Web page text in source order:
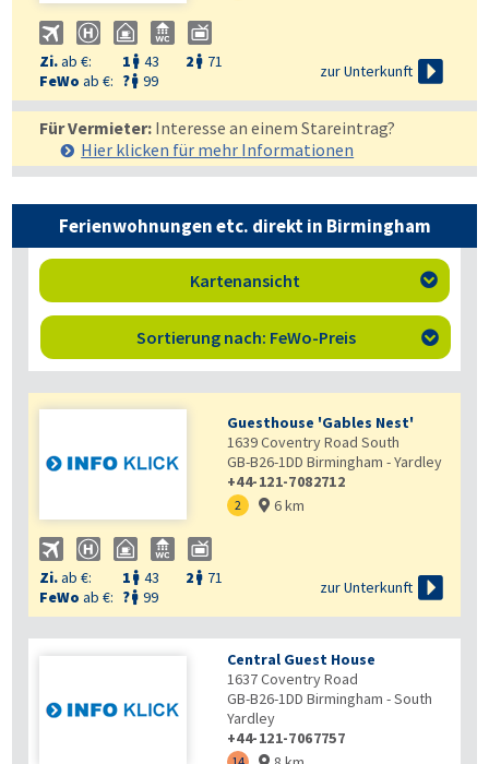
Zi.ab €: 1  43 2  71
FeWo ab €: ? 99
zur Unterkunft 
Für Vermieter: Interesse an einem Stareintrag?
Hier klicken für mehr Informationen
Ferienwohnungen etc. direkt in Birmingham
Kartenansicht 
Sortierung nach: FeWo-Preis 
Guesthouse 'Gables Nest'
1639 Coventry Road South
GB-B26-1DD Birmingham - Yardley
+44-121-7082712
2  6 km
Zi.ab €: 1  43 2  71
FeWo ab €: ? 99
zur Unterkunft 
Central Guest House
1637 Coventry Road
GB-B26-1DD Birmingham - South
Yardley
+44-121-7067757